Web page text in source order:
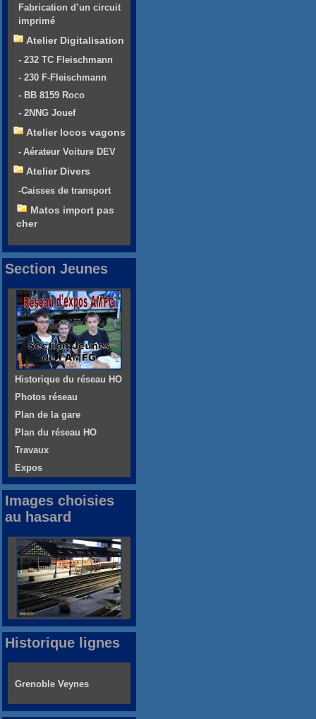
Fabrication d’un circuit
imprimé
Atelier Digitalisation
- 232 TC Fleischmann
- 230 F-Fleischmann
- BB 8159 Roco
- 2NNG Jouef
Atelier locos vagons
- Aérateur Voiture DEV
Atelier Divers
-Caisses de transport
Matos import pas
cher
Section Jeunes
Historique du réseau HO
Photos réseau
Plan de la gare
Plan du réseau HO
Travaux
Expos
Images choisies
au hasard
Historique lignes
Grenoble Veynes